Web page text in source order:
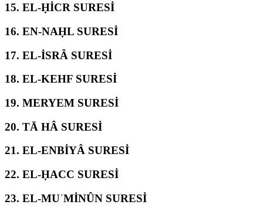
15. EL-ḤİCR SURESİ
16. EN-NAḤL SURESİ
17. EL-İSRÂ SURESİ
18. EL-KEHF SURESİ
19. MERYEM SURESİ
20. TĀ HÂ SURESİ
21. EL-ENBİYÂ SURESİ
22. EL-ḤACC SURESİ
23. EL-MUʾMİNÛN SURESİ